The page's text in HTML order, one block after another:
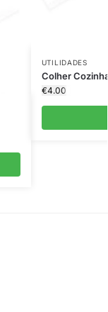
UTILIDADES
Colher
€4.00